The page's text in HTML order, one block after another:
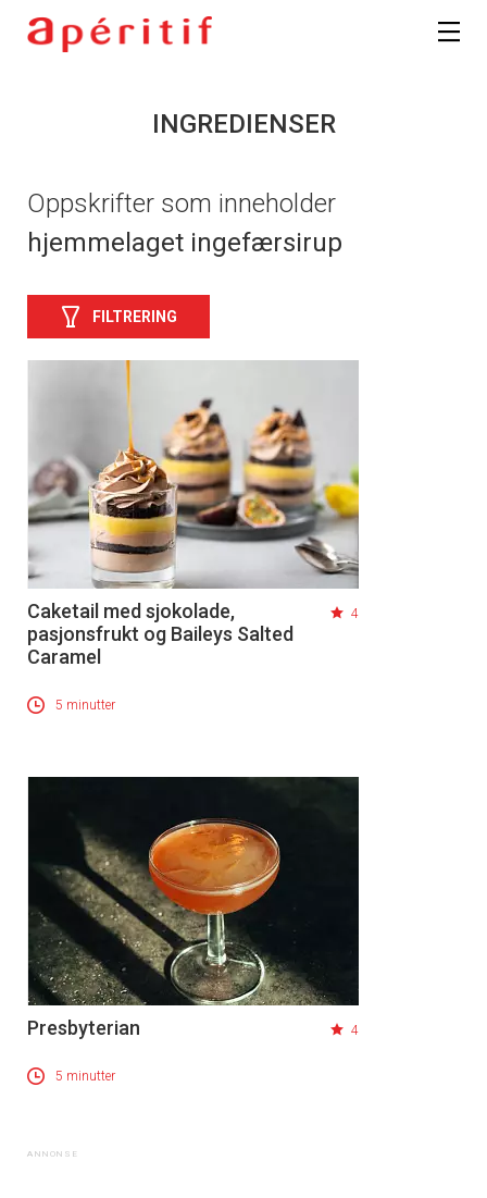
INGREDIENSER
Oppskrifter som inneholder
hjemmelaget ingefærsirup
FILTRERING
Caketail med sjokolade,
pasjonsfrukt og Baileys Salted
Caramel
4
5 minutter
Presbyterian 4
5 minutter